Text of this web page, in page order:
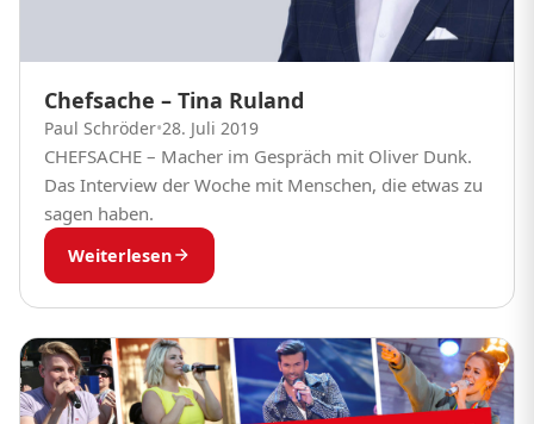
Chefsache – Tina Ruland
Paul Schröder•28. Juli 2019
CHEFSACHE – Macher im Gespräch mit Oliver Dunk.
Das Interview der Woche mit Menschen, die etwas zu
sagen haben.
Weiterlesen